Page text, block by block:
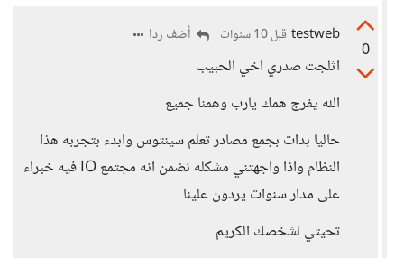
0
testweb قبل 10 سنوات أضف ردا
اثلجت صدري اخي الحبيب
الله يفرج همك يارب وهمنا جميع
حاليا بدات بجمع مصادر تعلم سينتوس وابدء بتجربه هذا
النظام واذا واجهتني مشكله نضمن انه مجتمع IO فيه خبراء
على مدار سنوات يردون علينا
تحيتي لشخصك الكريم